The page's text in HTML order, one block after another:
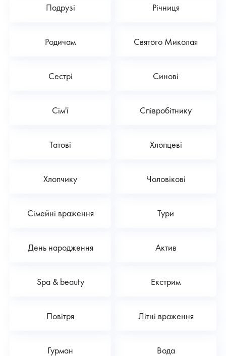
Подрузі Річниця
Родичам Святого Миколая
Сестрі Синові
Сім'ї Співробітнику
Татові Хлопцеві
Хлопчику Чоловікові
Сімейні враження Тури
День народження Актив
Spa & beauty Екстрим
Повітря Літні враження
Гурман Вода